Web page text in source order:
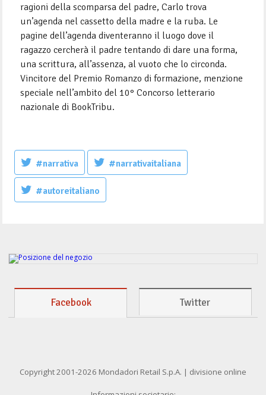
ragioni della scomparsa del padre, Carlo trova
un’agenda nel cassetto della madre e la ruba. Le
pagine dell’agenda diventeranno il luogo dove il
ragazzo cercherà il padre tentando di dare una forma,
una scrittura, all’assenza, al vuoto che lo circonda.
Vincitore del Premio Romanzo di formazione, menzione
speciale nell’ambito del 10° Concorso letterario
nazionale di BookTribu.
#narrativa #narrativaitaliana
#autoreitaliano
Facebook Twitter
Copyright 2001-2026 Mondadori Retail S.p.A. | divisione online